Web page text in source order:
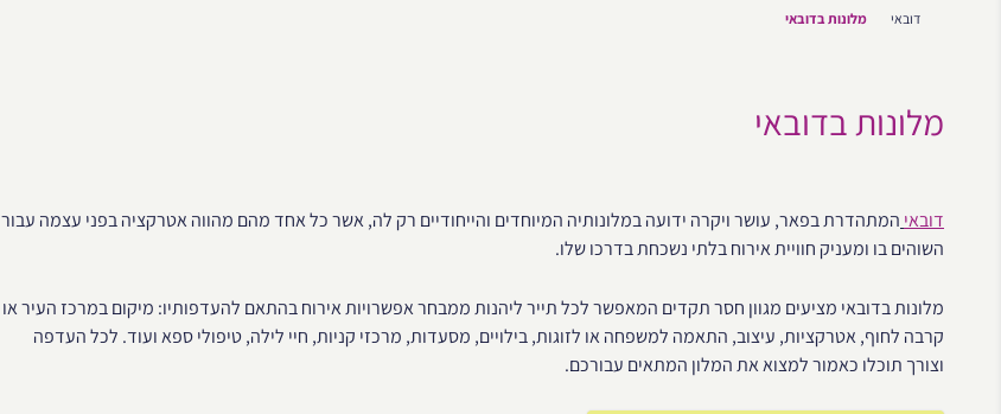
דובאי מלונות בדובאי
מלונות בדובאי
דובאי המתהדרת בפאר, עושר ויקרה ידועה במלונותיה המיוחדים והייחודיים רק לה, אשר כל אחד מהם מהווה אטרקציה בפני עצמה עבור
השוהים בו ומעניק חוויית אירוח בלתי נשכחת בדרכו שלו.
מלונות בדובאי מציעים מגוון חסר תקדים המאפשר לכל תייר ליהנות ממבחר אפשרויות אירוח בהתאם להעדפותיו: מיקום במרכז העיר או
קרבה לחוף, אטרקציות, עיצוב, התאמה למשפחה או לזוגות, בילויים, מסעדות, מרכזי קניות, חיי לילה, טיפולי ספא ועוד. לכל העדפה
וצורך תוכלו כאמור למצוא את המלון המתאים עבורכם.